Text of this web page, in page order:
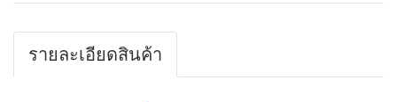
รายละเอียดสินค้า